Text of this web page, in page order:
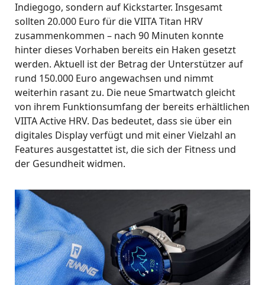
Indiegogo, sondern auf Kickstarter. Insgesamt
sollten 20.000 Euro für die VIITA Titan HRV
zusammenkommen – nach 90 Minuten konnte
hinter dieses Vorhaben bereits ein Haken gesetzt
werden. Aktuell ist der Betrag der Unterstützer auf
rund 150.000 Euro angewachsen und nimmt
weiterhin rasant zu. Die neue Smartwatch gleicht
von ihrem Funktionsumfang der bereits erhältlichen
VIITA Active HRV. Das bedeutet, dass sie über ein
digitales Display verfügt und mit einer Vielzahl an
Features ausgestattet ist, die sich der Fitness und
der Gesundheit widmen.